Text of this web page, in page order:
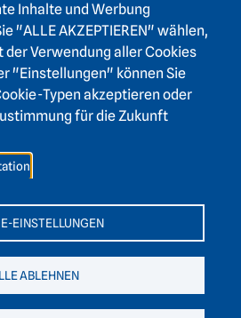
Inhalte und Werbung
"ALLE AKZEPTIEREN" wählen,
der Verwendung aller Cookies
"Einstellungen" können Sie
Typen akzeptieren oder
für die Zukunft
EINSTELLUNGEN
ABLEHNEN
two